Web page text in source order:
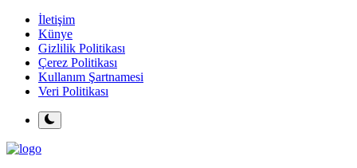
İletişim
Künye
Gizlilik Politikası
Çerez Politikası
Kullanım Şartnamesi
Veri Politikası